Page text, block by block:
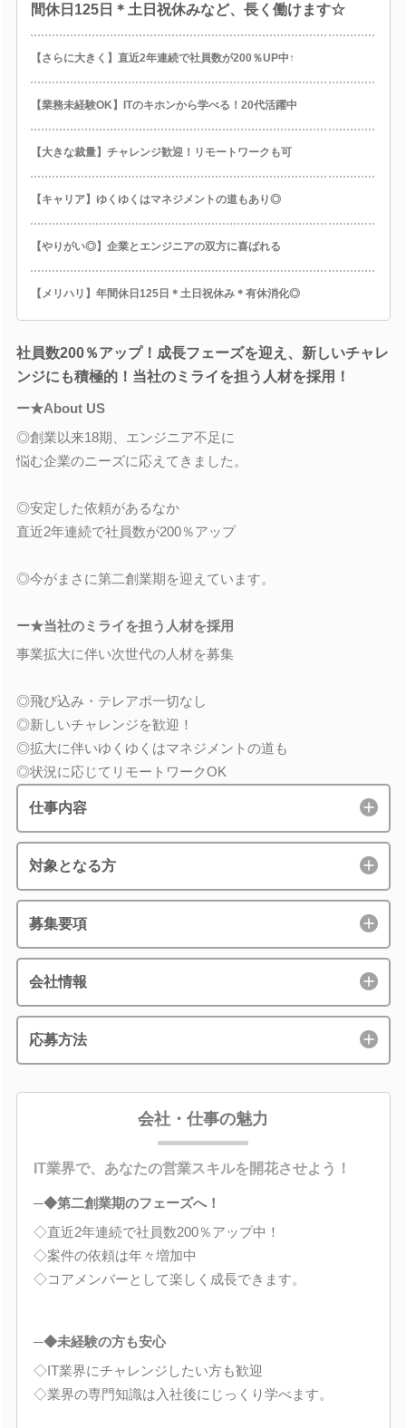
間休日125日＊土日祝休みなど、長く働けます☆
【さらに大きく】直近2年連続で社員数が200％UP中↑
【業務未経験OK】ITのキホンから学べる！20代活躍中
【大きな裁量】チャレンジ歓迎！リモートワークも可
【キャリア】ゆくゆくはマネジメントの道もあり◎
【やりがい◎】企業とエンジニアの双方に喜ばれる
【メリハリ】年間休日125日＊土日祝休み＊有休消化◎
社員数200％アップ！成長フェーズを迎え、新しいチャレ
ンジにも積極的！当社のミライを担う人材を採用！
ー★About US
◎創業以来18期、エンジニア不足に
悩む企業のニーズに応えてきました。
◎安定した依頼があるなか
直近2年連続で社員数が200％アップ
◎今がまさに第二創業期を迎えています。
ー★当社のミライを担う人材を採用
事業拡大に伴い次世代の人材を募集
◎飛び込み・テレアポ一切なし
◎新しいチャレンジを歓迎！
◎拡大に伴いゆくゆくはマネジメントの道も
◎状況に応じてリモートワークOK
仕事内容
対象となる方
募集要項
会社情報
応募方法
会社・仕事の魅力
IT業界で、あなたの営業スキルを開花させよう！
─◆第二創業期のフェーズへ！
◇直近2年連続で社員数200％アップ中！
◇案件の依頼は年々増加中
◇コアメンバーとして楽しく成長できます。
─◆未経験の方も安心
◇IT業界にチャレンジしたい方も歓迎
◇業界の専門知識は入社後にじっくり学べます。